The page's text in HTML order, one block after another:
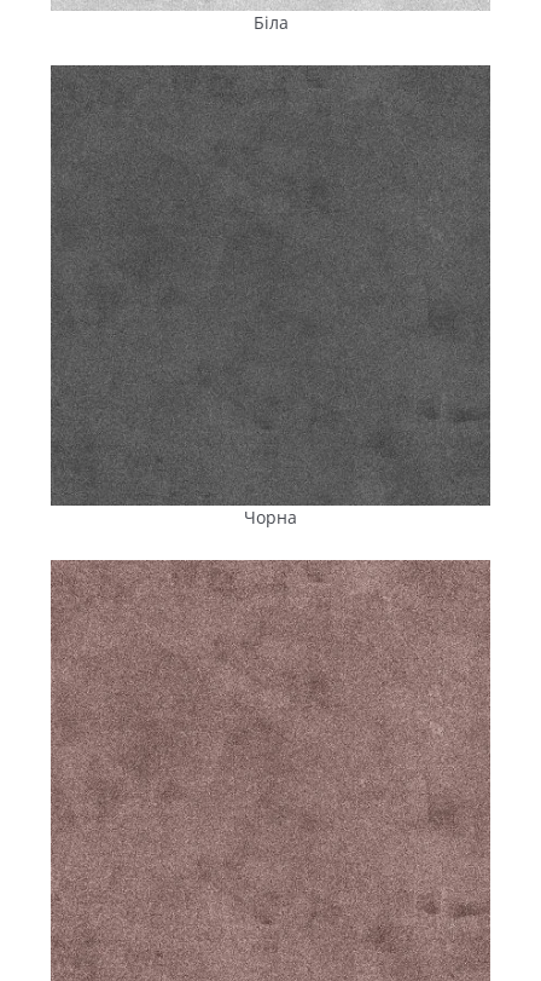
Біла
Чорна